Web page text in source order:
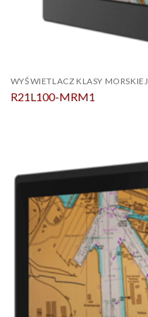
WYŚWIETLACZ KLASY MORSKIEJ
R21L100-MRM1